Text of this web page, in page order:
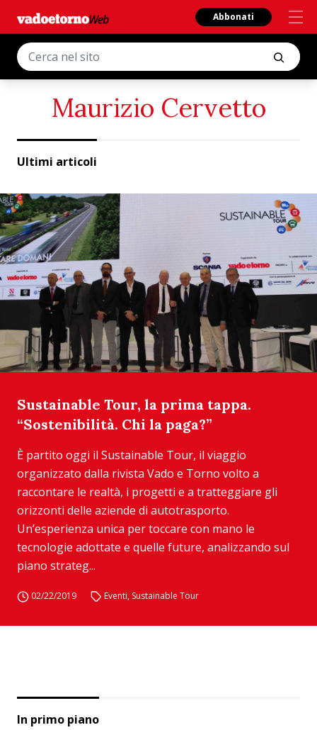
Abbonati
Maurizio Cervetto
Ultimi articoli
Sustainable Tour, la prima tappa.
“Sostenibilità. Chi la paga?”
È partito oggi il Sustainable Tour, il viaggio
organizzato dalla rivista Vado e Torno volto a
raccontare le realtà, i progetti e a tratteggiare gli
orizzonti delle aziende di autotrasporto.
Un’esperienza unica per toccare con mano le
tecnologie adottate e quelle future, analizzando sul
piano strateg...
02/22/2019 Eventi, Sustainable Tour
In primo piano